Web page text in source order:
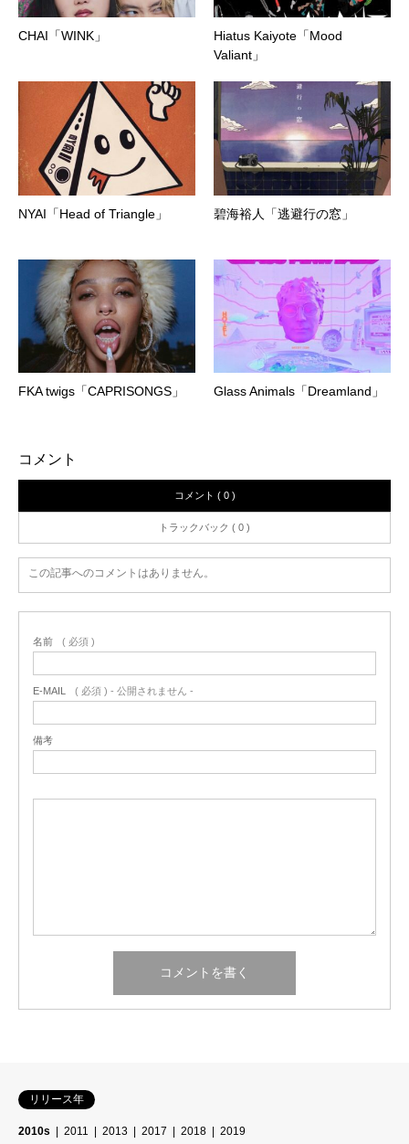
CHAI「WINK」
Hiatus Kaiyote「Mood
Valiant」
NYAI「Head of Triangle」 碧海裕人「逃避行の窓」
FKA twigs「CAPRISONGS」 Glass Animals「Dreamland」
コメント
コメント ( 0 )
トラックバック ( 0 )
この記事へのコメントはありません。
名前 ( 必須 )
E-MAIL ( 必須 ) - 公開されません -
備考
リリース年
2010s 2011 2013 2017 2018 2019